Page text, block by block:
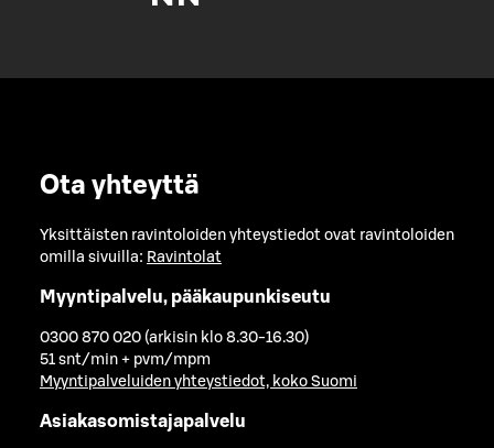
Ota yhteyttä
Yksittäisten ravintoloiden yhteystiedot ovat ravintoloiden
omilla sivuilla: Ravintolat
Myyntipalvelu, pääkaupunkiseutu
0300 870 020 (arkisin klo 8.30-16.30)
51 snt/min + pvm/mpm
Myyntipalveluiden yhteystiedot, koko Suomi
Asiakasomistajapalvelu